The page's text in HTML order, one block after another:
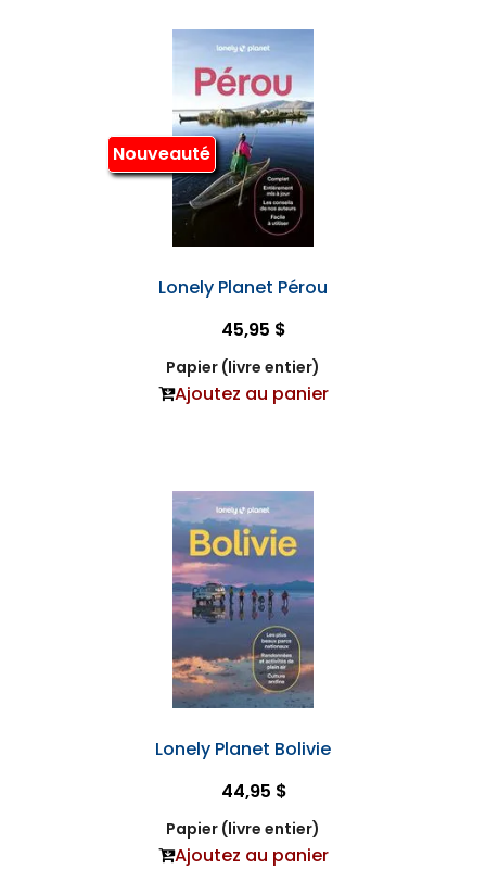
Nouveauté
Lonely Planet Pérou
45,95 $
Papier (livre entier)
Ajoutez au panier
Lonely Planet Bolivie
44,95 $
Papier (livre entier)
Ajoutez au panier